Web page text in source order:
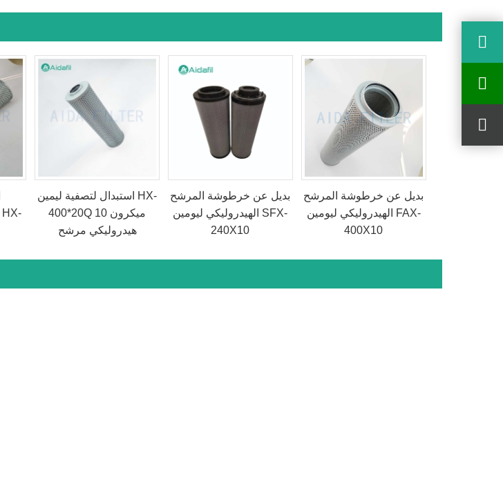
استبدال لتصفية ليمين HX-
400*20Q 10 ميكرون
هيدروليكي مرشح
بديل عن خرطوشة المرشح
الهيدروليكي ليومين SFX-
240X10
بديل عن خرطوشة المرشح
الهيدروليكي ليومين FAX-
400X10